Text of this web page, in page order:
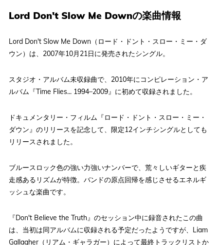
Lord Don't Slow Me Downの楽曲情報
Lord Don't Slow Me Down（ロード・ドント・スロー・ミー・ダ
ウン）は、2007年10月21日に発売されたシングル。
スタジオ・アルバム未収録曲で、2010年にコンピレーション・ア
ルバム『Time Flies... 1994–2009』に初めて収録されました。
ドキュメンタリー・フィルム『ロード・ドント・スロー・ミー・
ダウン』のリリースを記念して、限定12インチシングルとしても
リリースされました。
ブルースロック色の強い力強いナンバーで、荒々しいギターと疾
走感あるリズムが特徴。バンドの原点回帰を感じさせるエネルギ
ッシュな楽曲です。
『Don't Believe the Truth』のセッション中に録音されたこの曲
は、当初は同アルバムに収録される予定だったようですが、Liam
Gallagher（リアム・ギャラガー）によって最終トラックリストか